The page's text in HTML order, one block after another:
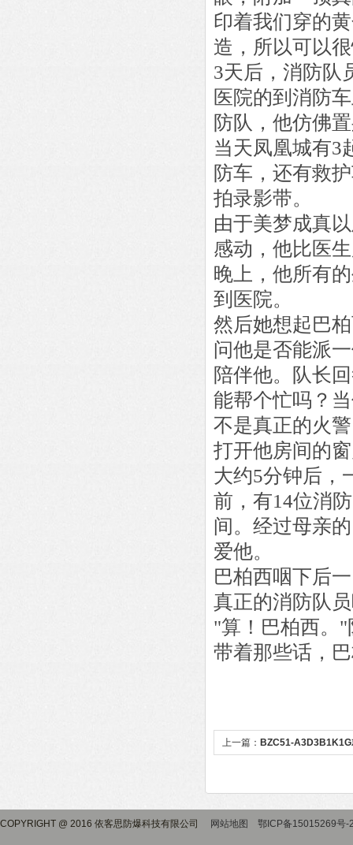
印着我们穿的
造，所以可以
3天后，消防队
医院的到消防
防队，他仿佛
当天凤凰城有3
防车，还有救
拍录影带。
由于美梦成真
感动，他比医
晚上，他所有
到医院。
然后她想起巴
问他是否能派
陪伴他。队长
能帮个忙吗？
不是真正的火
打开他房间的
大约5分钟后，
前，有14位消
间。经过母亲
爱他。
巴柏西咽下后
真正的消防队
"算！巴柏西。"
带着那些话，
上一篇： BZC51-
COPYRIGHT @ 2016 依客思防爆科技有限公司 网站地图 鄂ICP备15015269号-